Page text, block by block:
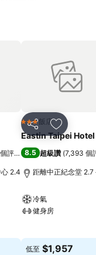
愛
評分 )
2.4
分享 加入我的
3 星級飯店
Eastin Taipei Hotel
8.5 超級讚 (7,393 個
距離中正紀念堂 2.7
冷氣
健身房
低至 $1,957